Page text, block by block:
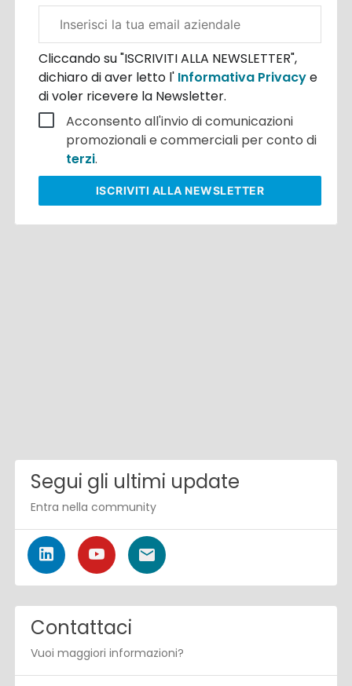
aziendale
Cliccando su "ISCRIVITI ALLA NEWSLETTER",
dichiaro di aver letto l' Informativa Privacye
di voler ricevere la Newsletter.
Acconsento all'invio di comunicazioni
promozionali e commerciali per conto di
terzi.
ISCRIVITI ALLA NEWSLETTER
Segui gli ultimi update
Entra nella community
Contattaci
Vuoi maggiori informazioni?